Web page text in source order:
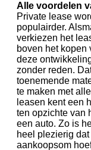
Alle voordelen
Private lease
populairder.
verkiezen het
boven het kopen
deze
zonder reden.
toenemende
te maken met
leasen kent een
ten opzichte van
een auto. Zo is
heel plezierig
aankoopsom